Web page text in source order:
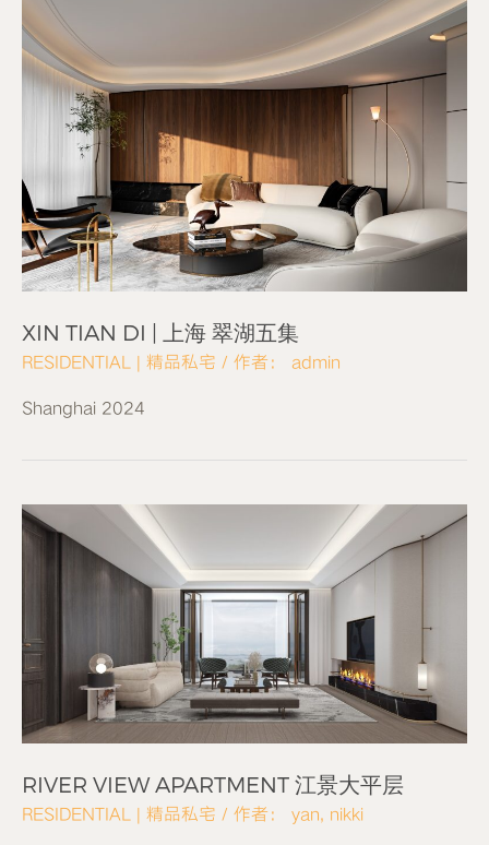
XIN TIAN DI | 上海 翠湖五集
RESIDENTIAL | 精品私宅 / 作者： admin
Shanghai 2024
RIVER VIEW APARTMENT 江景大平层
RESIDENTIAL | 精品私宅 / 作者： yan, nikki